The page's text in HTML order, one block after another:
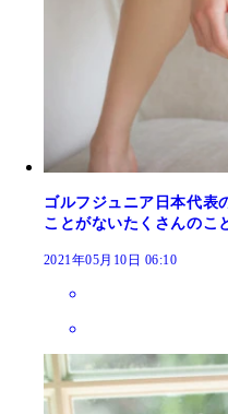
ゴルフジュニア日本代表
ことがないたくさんのこ
2021年05月10日 06:10